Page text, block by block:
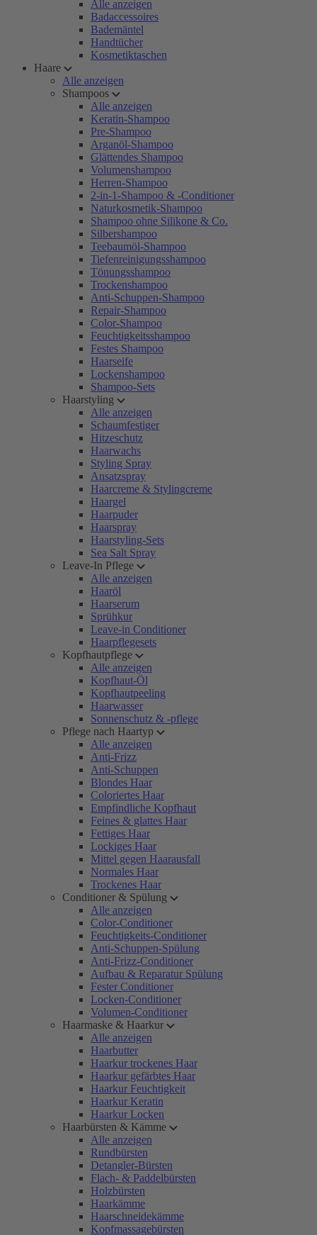
Alle anzeigen
Badaccessoires
Bademäntel
Handtücher
Kosmetiktaschen
Haare
Alle anzeigen
Shampoos
Alle anzeigen
Keratin-Shampoo
Pre-Shampoo
Arganöl-Shampoo
Glättendes Shampoo
Volumenshampoo
Herren-Shampoo
2-in-1-Shampoo & -Conditioner
Naturkosmetik-Shampoo
Shampoo ohne Silikone & Co.
Silbershampoo
Teebaumöl-Shampoo
Tiefenreinigungsshampoo
Tönungsshampoo
Trockenshampoo
Anti-Schuppen-Shampoo
Repair-Shampoo
Color-Shampoo
Feuchtigkeitsshampoo
Festes Shampoo
Haarseife
Lockenshampoo
Shampoo-Sets
Haarstyling
Alle anzeigen
Schaumfestiger
Hitzeschutz
Haarwachs
Styling Spray
Ansatzspray
Haarcreme & Stylingcreme
Haargel
Haarpuder
Haarspray
Haarstyling-Sets
Sea Salt Spray
Leave-In Pflege
Alle anzeigen
Haaröl
Haarserum
Sprühkur
Leave-in Conditioner
Haarpflegesets
Kopfhautpflege
Alle anzeigen
Kopfhaut-Öl
Kopfhautpeeling
Haarwasser
Sonnenschutz & -pflege
Pflege nach Haartyp
Alle anzeigen
Anti-Frizz
Anti-Schuppen
Blondes Haar
Coloriertes Haar
Empfindliche Kopfhaut
Feines & glattes Haar
Fettiges Haar
Lockiges Haar
Mittel gegen Haarausfall
Normales Haar
Trockenes Haar
Conditioner & Spülung
Alle anzeigen
Color-Conditioner
Feuchtigkeits-Conditioner
Anti-Schuppen-Spülung
Anti-Frizz-Conditioner
Aufbau & Reparatur Spülung
Fester Conditioner
Locken-Conditioner
Volumen-Conditioner
Haarmaske & Haarkur
Alle anzeigen
Haarbutter
Haarkur trockenes Haar
Haarkur gefärbtes Haar
Haarkur Feuchtigkeit
Haarkur Keratin
Haarkur Locken
Haarbürsten & Kämme
Alle anzeigen
Rundbürsten
Detangler-Bürsten
Flach- & Paddelbürsten
Holzbürsten
Haarkämme
Haarschneidekämme
Kopfmassagebürsten